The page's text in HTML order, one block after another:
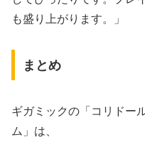
も盛り上がります。」
まとめ
ギガミックの「コリドー
ム」は、